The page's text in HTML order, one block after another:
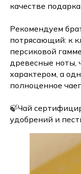
качестве
Рекомендуем
потрясающий: к
персиковой
древесные ноты,
характером, а
полноценное
🍃Чай
удобрений и